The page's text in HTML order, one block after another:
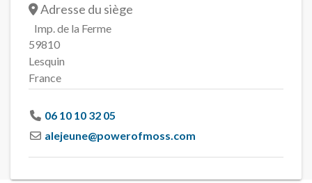
Adresse du siège
Imp. de la Ferme
59810
Lesquin
France
06 10 10 32 05
alejeune@powerofmoss.com